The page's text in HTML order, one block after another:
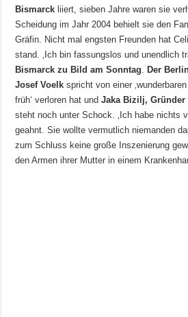
Bismarck liiert, sieben Jahre waren sie
Scheidung im Jahr 2004 behielt sie den
Gräfin. Nicht mal engsten Freunden hat
stand. ‚Ich bin fassungslos und unendlich
Bismarck zu Bild am Sonntag. Der
Josef Voelkspricht von einer
früh‘ verloren hat undJaka Bizilj, Gründer
steht noch unter Schock. ‚Ich habe nichts
geahnt. Sie wollte vermutlich niemanden
zum Schluss keine große Inszenierung
den Armen ihrer Mutter in einem